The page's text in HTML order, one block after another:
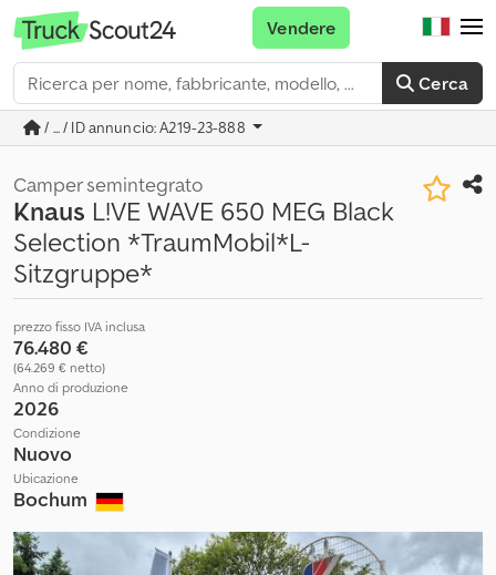
Cerca
Vendere
/ ... / ID annuncio: A219-23-888
Camper semintegrato
Knaus L!VE WAVE 650 MEG Black
Selection *TraumMobil*L-
Sitzgruppe*
prezzo fisso IVA inclusa
76.480 €
(64.269 € netto)
Anno di produzione
2026
Condizione
Nuovo
Ubicazione
Bochum